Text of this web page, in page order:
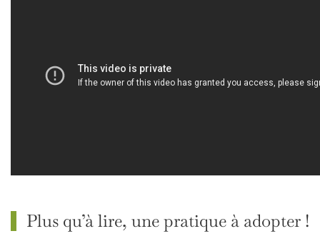
Plus qu’à lire, une pratique à adopter !